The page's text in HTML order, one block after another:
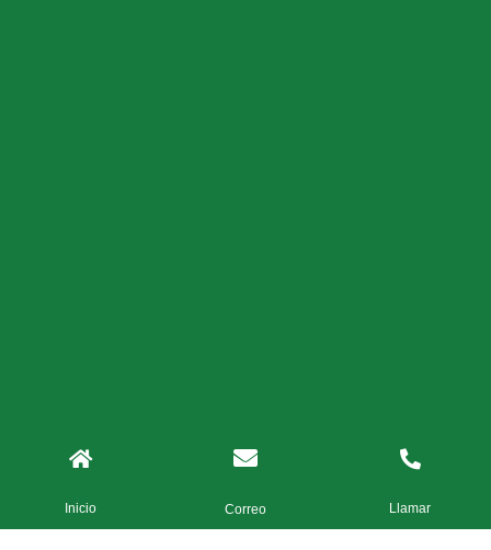
Inicio Correo Llamar